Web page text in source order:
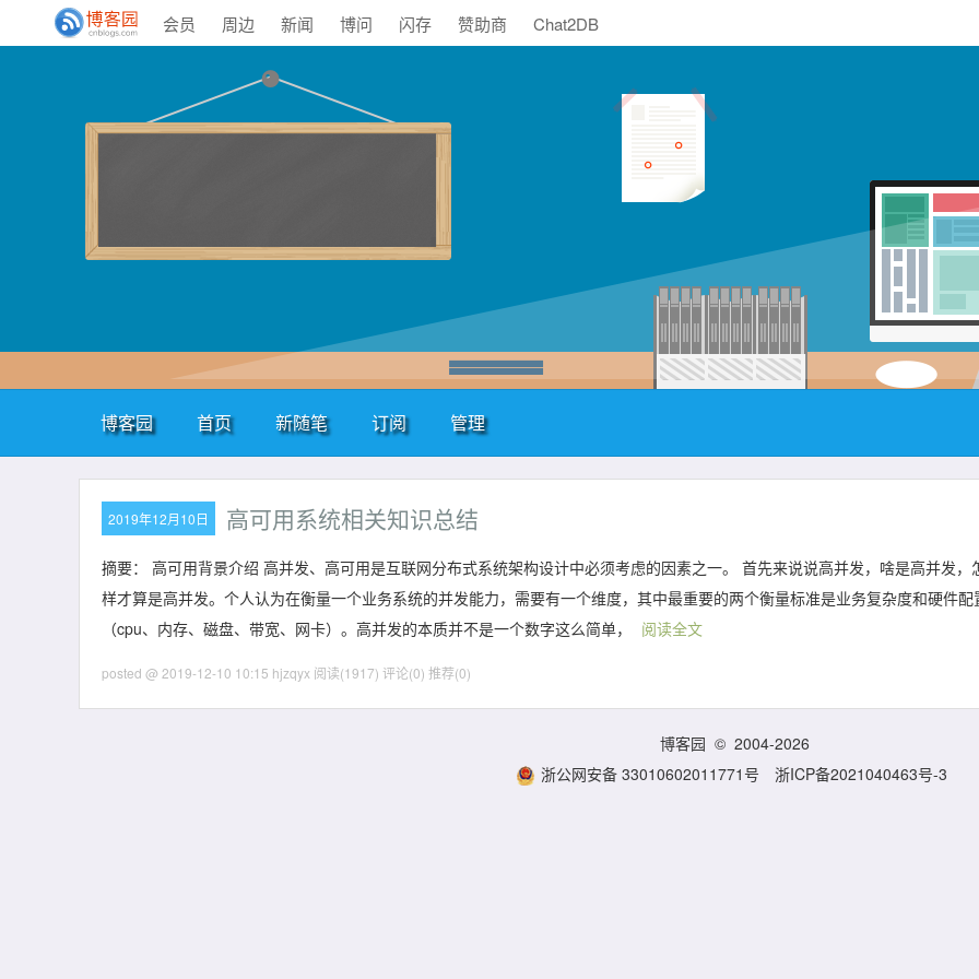
会员 周边 新闻 博问 闪存 赞助商 Chat2DB
博客园 首页 新随笔 订阅 管理
2019年12月10日 高可用系统相关知识总结
摘要： 高可用背景介绍 高并发、高可用是互联网分布式系统架构设计中必须考虑的因素之一。 首先来说说高并发，啥是高并发，
样才算是高并发。个人认为在衡量一个业务系统的并发能力，需要有一个维度，其中最重要的两个衡量标准是业务复杂度和硬件配
（cpu、内存、磁盘、带宽、网卡）。高并发的本质并不是一个数字这么简单，
阅读全文
posted @ 2019-12-10 10:15 hjzqyx 阅读(1917) 评论(0) 推荐(0)
博客园 © 2004-2026
浙公网安备 33010602011771号
浙ICP备2021040463号-3